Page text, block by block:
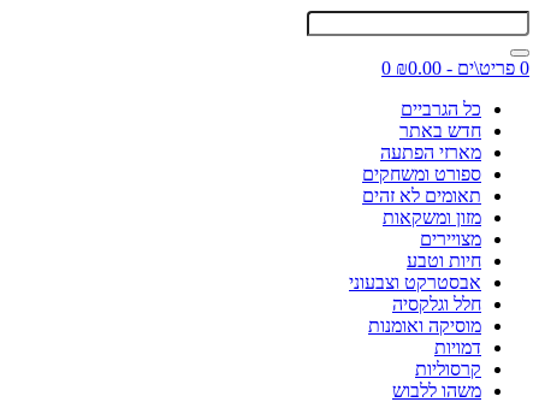
0 פריט\ים - ₪0.00
0
כל הגרביים
חדש באתר
מארזי הפתעה
ספורט ומשחקים
תאומים לא זהים
מזון ומשקאות
מצויירים
חיות וטבע
אבסטרקט וצבעוני
חלל וגלקסיה
מוסיקה ואומנות
דמויות
קרסוליות
משהו ללבוש